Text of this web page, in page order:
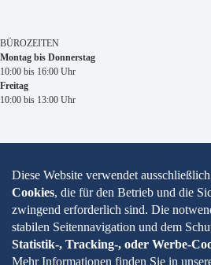
BÜROZEITEN
Montag bis Donnerstag
10:00 bis 16:00 Uhr
Freitag
10:00 bis 13:00 Uhr
Kontakt
Startseite
Intern
In freundlicher